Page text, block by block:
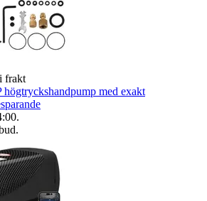
frakt
högtryckshandpump med exakt
.
.